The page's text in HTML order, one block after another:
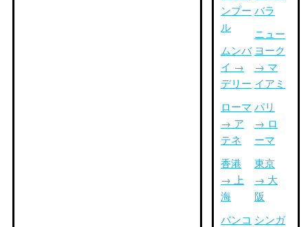
ンプー
ル
ムンバ
イ →
デリー
ローマ
→ ア
テネ
香港
→ 上
海
バンコ
バラ
ニュー
ヨーク
→ マ
イアミ
パリ
→ ロ
ーマ
東京
→ 大
阪
シンガ